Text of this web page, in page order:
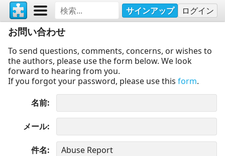
サインアップ ログイン
お問い合わせ
To send questions, comments, concerns, or wishes to
the authors, please use the form below. We look
forward to hearing from you.
If you forgot your password, please use this form.
名前
メール
件名